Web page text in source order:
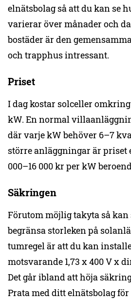
elnätsbolag så att du kan se
varierar över månader och
bostäder är den
och trapphus intressant.
Priset
I dag kostar solceller omkring
kW. En normal
där varje kW behöver 6–7
större anläggningar är priset
000–16 000 kr per kW
Säkringen
Förutom möjlig takyta så
begränsa storleken på
tumregel är att du kan
motsvarande 1,73 x 400 V x
Det går ibland att höja
Prata med ditt elnätsbolag